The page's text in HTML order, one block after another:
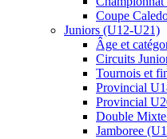
Coupe
Juniors (U12-U21)
Âge et
Circuits
Tournois et
Provincial
Provincial
Double
Jamboree